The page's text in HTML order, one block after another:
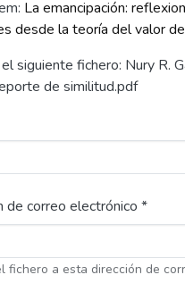
La emancipación:
desde la teoría del valor
siguiente fichero: Nury R.
de similitud.pdf
de correo electrónico *
fichero a esta dirección de